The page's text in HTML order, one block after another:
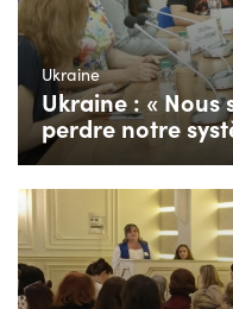
Ukraine
Ukraine : « Nous
perdre notre